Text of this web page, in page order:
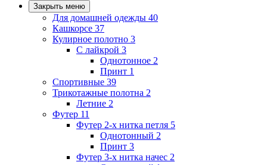
Закрыть меню
Для домашней одежды 40
Кашкорсе 37
Кулирное полотно 3
С лайкрой 3
Однотонное 2
Принт 1
Спортивные 39
Трикотажные полотна 2
Летние 2
Футер 11
Футер 2-х нитка петля 5
Однотонный 2
Принт 3
Футер 3-х нитка начес 2